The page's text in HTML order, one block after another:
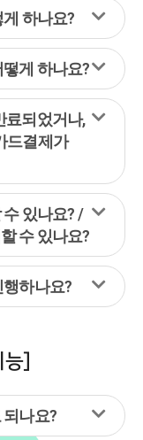
하나요?
게 하나요?
료되었거나,
드결제가
있나요? /
수 있나요?
하나요?
]
되나요?